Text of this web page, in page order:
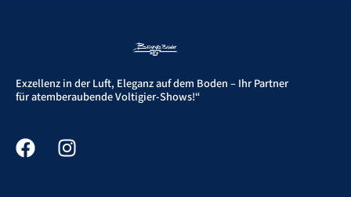
Exzellenz in der Luft, Eleganz auf dem Boden – Ihr Partner
für atemberaubende Voltigier-Shows!“